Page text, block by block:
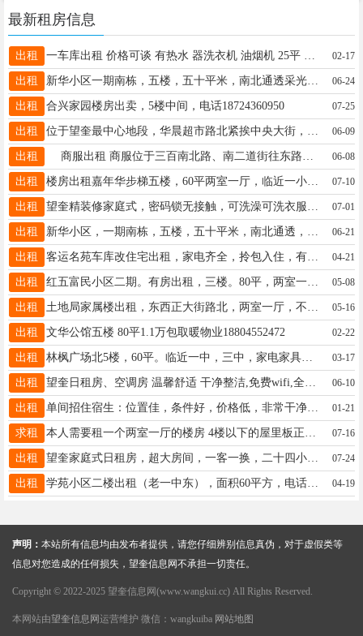
最新租房信息
出租 02-17
出租 新华小区一期南栋，五楼，五十平米，南北通透采光极好，不把山，学区房，紧临四小学，老一中，家电齐全拎包入住，适合陪读或居住，联系:15004555509，非诚勿扰，月租勿扰，谢谢！ 06-24
出租 合兴家园楼房出卖，5楼中间，电话18724360950 07-25
出租 06-09
出租 06-08
出租 楼房出租嘉年华步梯五楼，60平两室一厅，临近一小六中。随时可以入住，屋内干净整洁年租一万包物业取暖 诚心看房联系15546568728微信同步，非诚勿扰 07-10
出租 07-01
出租 06-21
出租 客运名苑车库改住宅出租，家电齐全，拎包入住，有空调，举架高，干净卫生，交通便利，联系人王女士，联系电话18057182119。18057182120 04-21
出租 红五富民小区二期。有房出租，三楼。80平，两室一厅。价格面议。15590994157，13284056691 05-08
出租 05-16
出租 文华公馆五楼 80平1.1万包取暖物业18804552472 02-22
出租 林枫广场北5楼，60平。临近一中，三中，家电家具齐全拎包入住，年租金6000。联系电话13704558370，13945513177 03-17
出租 望奎日租房、空调房 温馨舒适 干净整洁,免费wifi,全天24小时热水 床品一客一换！无接触取钥匙 钟点房！日租！周租！也可月租！加微备用 绝不打扰！19274681376（微同步） 06-10
出租 单间招住宿生：位置佳，条件好，价格低，非常干净舒适，有家的感觉！电话13214550605 01-21
求租 07-16
出租 望奎家庭式日租房，超大房间，一客一换，二十四小时热水，冰箱，电视，洗衣机，空调，wifi，洗漱用品齐全，优雅的环境，家的感觉！微信电话同步:13384553230 07-24
出租 学苑小区二楼出租（老一中东），面积60平方，电话15774550015 04-19
声明： 本站所有信息均由发布者提供，请您仔细辨别信息真伪，对于虚假类等
信息对您造成的任何损失，望奎信息网不承担一切责任。
Copyright © 2022-2025 望奎信息网(www.wangkui.cc) All Rights Reserved.
本网站由望奎信息网 运营维护 微信：wangkuiba 网站地图